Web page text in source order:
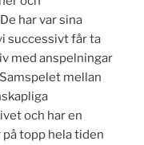
har var sina
successivt får ta
med anspelningar
mellan
och har en
topp hela tiden